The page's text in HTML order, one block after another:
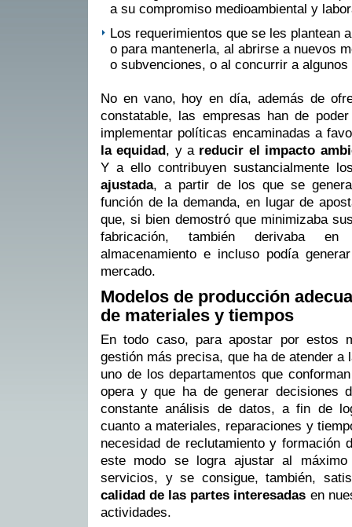
a su compromiso medioambiental y
Los requerimientos que se les plantean
o para mantenerla, al abrirse a nuevos
o subvenciones, o al concurrir a
No en vano, hoy en día, además de
constatable, las empresas han de
implementar políticas encaminadas a
la equidad , y a reducir el impacto
Y a ello contribuyen sustancialmente
ajustada, a partir de los que se
función de la demanda, en lugar de
que, si bien demostró que minimizaba
fabricación, también derivaba
almacenamiento e incluso podía
mercado.
Modelos de producción
de materiales y tiempos
En todo caso, para apostar por estos
gestión más precisa, que ha de atender a
uno de los departamentos que
opera y que ha de generar decisiones
constante análisis de datos, a fin de
cuanto a materiales, reparaciones y
necesidad de reclutamiento y formación
este modo se logra ajustar al
servicios, y se consigue, también,
calidad de las partes interesadas en
actividades.